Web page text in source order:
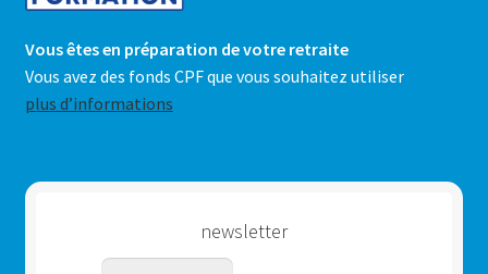
Vous êtes en préparation de votre retraite
Vous avez des fonds CPF que vous souhaitez utiliser
plus d’informations
newsletter